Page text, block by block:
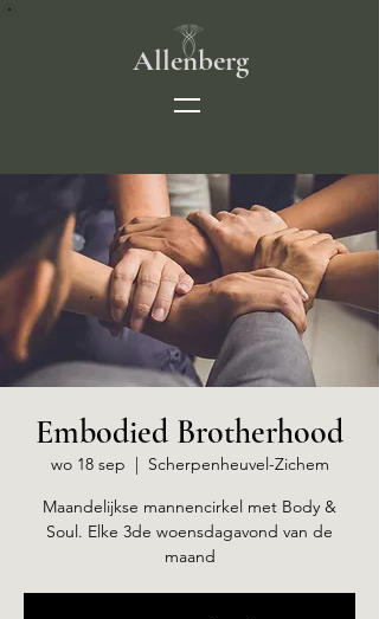
Allenberg
Embodied Brotherhood
wo 18 sep
  |
Scherpenheuvel-Zichem
Maandelijkse mannencirkel met Body &
Soul. Elke 3de woensdagavond van de
maand